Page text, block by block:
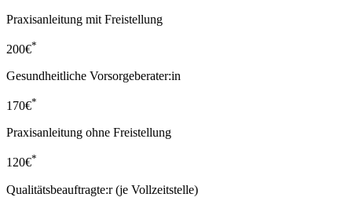
Praxisanleitung mit Freistellung
200€*
Gesundheitliche Vorsorgeberater:in
170€*
Praxisanleitung ohne Freistellung
120€*
Qualitätsbeauftragte:r (je Vollzeitstelle)